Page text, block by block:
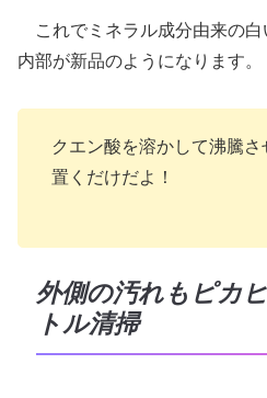
これでミネラル成分由来の白
内部が新品のようになります。
クエン酸を溶かして沸騰さ
置くだけだよ！
外側の汚れもピカ
トル清掃